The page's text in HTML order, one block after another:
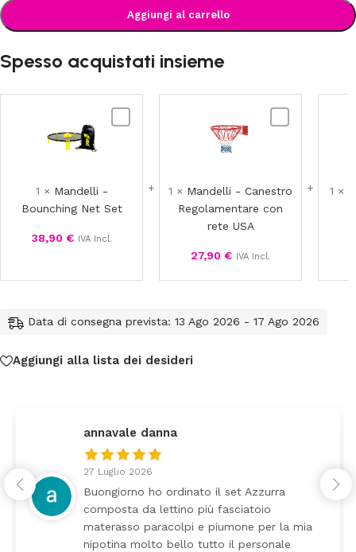
Aggiungi al carrello
Spesso acquistati insieme
1 × Mandelli -
Bounching Net Set
38,90 € IVA Incl.
con
1 × Mandelli - Canestro
Regolamentare con
rete USA
27,90 € IVA Incl.
1 ×
Data di consegna prevista: 13 Ago 2026 - 17 Ago 2026
Aggiungi alla lista dei desideri
2026
ho ordinato il set Azzurra
da lettino più fasciatoio
paracolpi e piumone per la mia
molto bello tutto il personale
24